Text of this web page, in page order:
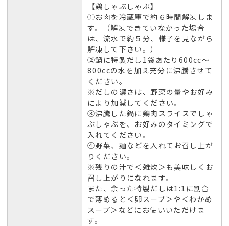
【鶏しゃぶしゃぶ】
①お肉を冷蔵庫で約６時間解凍しま
す。（解凍できていなかった場合
は、流水で約５分、様子を見ながら
解凍して下さい。）
②鍋に特製だし1袋あたり600cc〜
800ccの水を加え充分に沸騰させて
ください。
※だしの濃さは、野菜の量やお好み
により加減してください。
③沸騰した鍋に鶏肉スライスでしゃ
ぶしゃぶを、お好みのタイミングで
入れてください。
④野菜、麺などを入れてお召し上が
りください。
※残りの汁で＜雑炊＞も美味しくお
召し上がりになれます。
また、余った特製だしは1:1に割合
で薄めると＜卵スープ＞や＜わかめ
スープ＞などにお使いいただけま
す。